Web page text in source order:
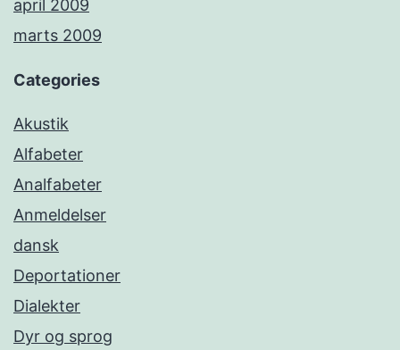
april 2009
marts 2009
Categories
Akustik
Alfabeter
Analfabeter
Anmeldelser
dansk
Deportationer
Dialekter
Dyr og sprog